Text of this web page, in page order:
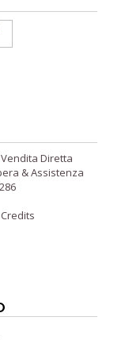
Diretta
& Assistenza
Credits